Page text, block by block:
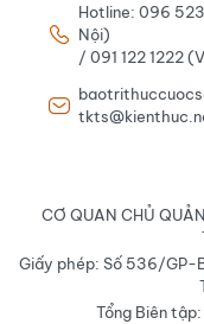
Hotline: 096
Nội)
/ 091 122 1222
CƠ QUAN CHỦ
Giấy phép: Số 536/GP-
Tổng Biên